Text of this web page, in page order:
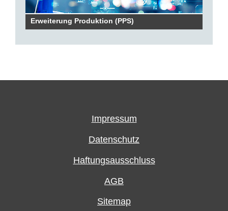
Erweiterung Produktion (PPS)
Impressum
Datenschutz
Haftungsausschluss
AGB
Sitemap